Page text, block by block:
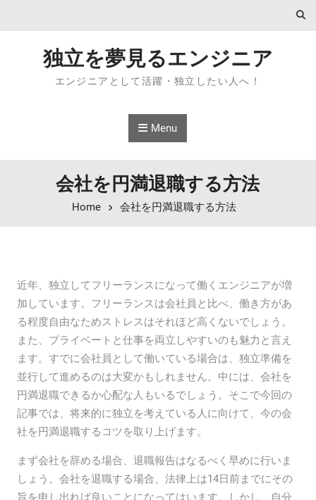
独立を夢見るエンジニア
エンジニアとして活躍・独立したい人へ！
Menu
会社を円満退職する方法
Home 会社を円満退職する方法
近年、独立してフリーランスになって働くエンジニアが増
加しています。フリーランスは会社員と比べ、働き方があ
る程度自由なためストレスはそれほど高くないでしょう。
また、プライベートと仕事を両立しやすいのも魅力と言え
ます。すでに会社員として働いている場合は、独立準備を
並行して進めるのは大変かもしれません。中には、会社を
円満退職できるか心配な人もいるでしょう。そこで今回の
記事では、将来的に独立を考えている人に向けて、今の会
社を円満退職するコツを取り上げます。
まず会社を辞める場合、退職報告はなるべく早めに行いま
しょう。会社を退職する場合、法律上は14日前までにその
旨を申し出れば良いことになってはいます。しかし、自分